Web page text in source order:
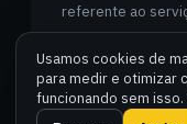
referente ao
Usamos cookies de
para medir e otimizar
funcionando sem isso.